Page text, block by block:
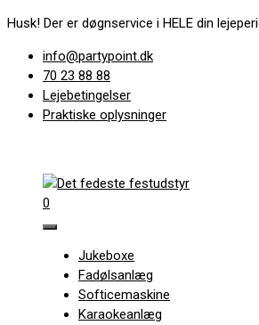
Hop
indhold
Husk! Der er døgnservice i HELE din
info@partypoint.dk
70 23 88 88
Lejebetingelser
Praktiske oplysninger
0
Jukeboxe
Fadølsanlæg
Softicemaskine
Karaokeanlæg